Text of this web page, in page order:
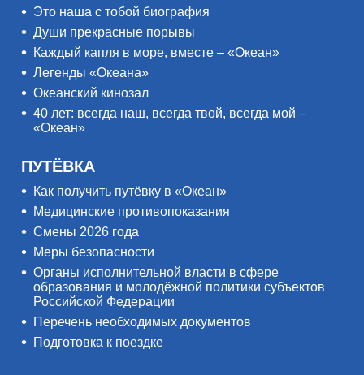
Это наша с тобой биография
Души прекрасные порывы
Каждый капля в море, вместе – «Океан»
Легенды «Океана»
Океанский кинозал
40 лет: всегда наш, всегда твой, всегда мой –
«Океан»
ПУТЁВКА
Как получить путёвку в «Океан»
Медицинские противопоказания
Смены 2026 года
Меры безопасности
Органы исполнительной власти в сфере
образования и молодёжной политики субъектов
Российской Федерации
Перечень необходимых документов
Подготовка к поездке